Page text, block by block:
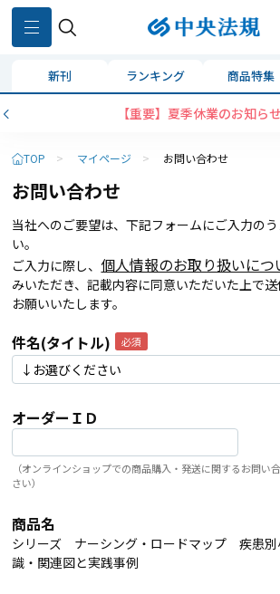
新刊 ランキング 商品特集
【重要】夏季休業のお知らせ
TOP > マイページ > お問い合わせ
お問い合わせ
当社へのご要望は、下記フォームにご入力の
い。
ご入力に際し、 個人情報のお取り扱いにつ
みいただき、記載内容に同意いただいた上で
お願いいたします。
件名(タイトル)
オーダーＩＤ
（オンラインショップでの商品購入・発送に関するお問い
さい）
商品名
シリーズ ナーシング・ロードマップ 疾患
識・関連図と実践事例